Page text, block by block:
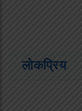
लोकप्रिय